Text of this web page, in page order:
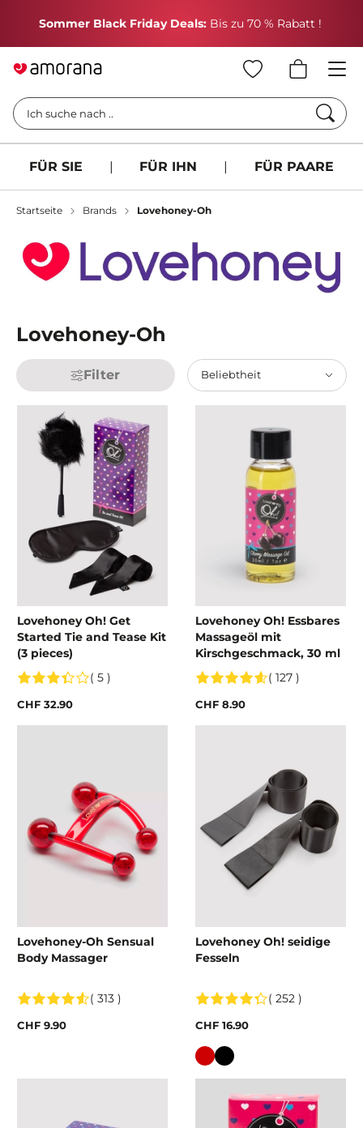
Sommer Black Friday Deals: Bis zu 70 % Rabatt !
Ich suche nach ..
FÜR SIE | FÜR IHN | FÜR PAARE
Startseite Brands Lovehoney-Oh
Lovehoney-Oh
Filter Beliebtheit
Lovehoney Oh! Get
Started Tie and Tease Kit
(3 pieces)
( 5 )
CHF 32.90
Lovehoney Oh! Essbares
Massageöl mit
Kirschgeschmack, 30 ml
( 127 )
CHF 8.90
Lovehoney-Oh Sensual
Body Massager
( 313 )
CHF 9.90
Lovehoney Oh! seidige
Fesseln
( 252 )
CHF 16.90
Farbe